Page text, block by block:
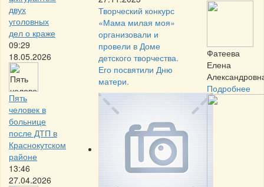
двух
уголовных
дел о краже
09:29
18.05.2026
Пять
человек в
больнице
после ДТП в
Краснокутском
районе
13:46
27.04.2026
Творческий конкурс
«Мама милая моя»
организовали и
провели в Доме
детского творчества.
Его посвятили Дню
матери.
Фатеева
Елена
Подробнее